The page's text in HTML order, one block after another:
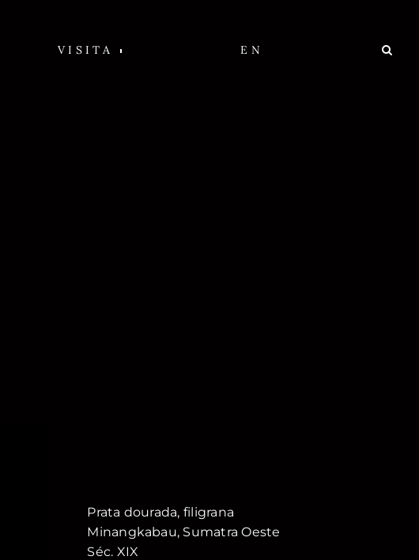
VISITA EN
Prata dourada, filigrana
Minangkabau, Sumatra Oeste
Séc. XIX